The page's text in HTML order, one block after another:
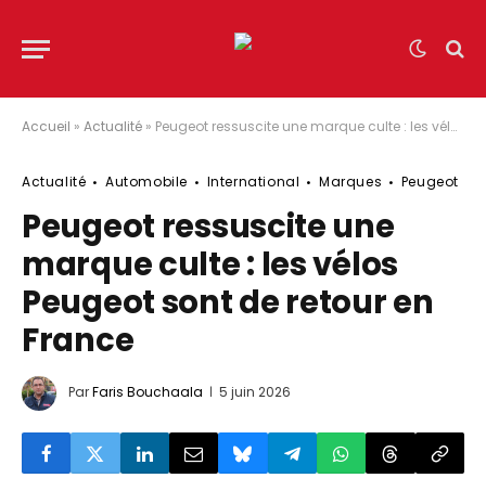
Accueil » Actualité » Peugeot ressuscite une marque culte : les vélos Peugeot sont de retour en France
Actualité Automobile International Marques Peugeot
Peugeot ressuscite une
marque culte : les vélos
Peugeot sont de retour en
France
ParFaris Bouchaala 5 juin 2026